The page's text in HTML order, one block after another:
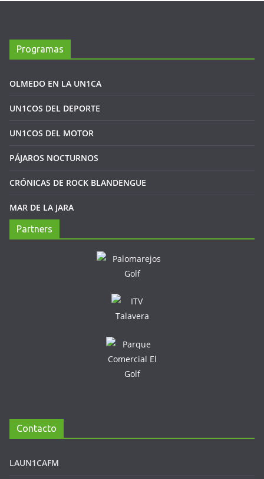
Programas
OLMEDO EN LA UN1CA
UN1COS DEL DEPORTE
UN1COS DEL MOTOR
PÁJAROS NOCTURNOS
CRÓNICAS DE ROCK BLANDENGUE
MAR DE LA JARA
Partners
Contacto
LAUN1CAFM